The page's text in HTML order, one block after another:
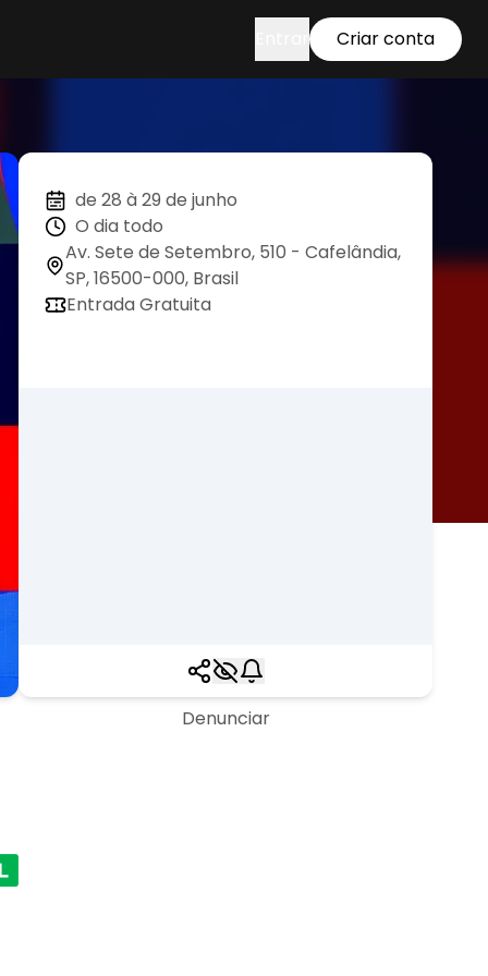
Criar conta
de 28 à 29 de junho
O dia todo
Av. Sete de Setembro, 510 - Cafelândia,
SP, 16500-000, Brasil
Entrada Gratuita
Denunciar